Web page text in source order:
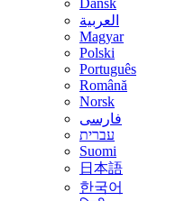
Dansk
العربية
Magyar
Polski
Português
Română
Norsk
فارسی
עברית
Suomi
日本語
한국어